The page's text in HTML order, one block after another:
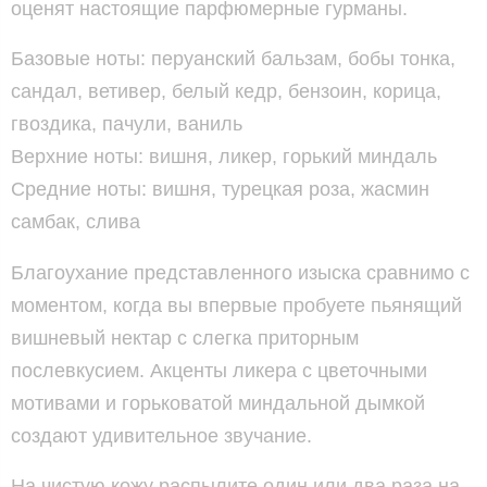
оценят настоящие парфюмерные гурманы.
Базовые ноты: перуанский бальзам, бобы тонка,
сандал, ветивер, белый кедр, бензоин, корица,
гвоздика, пачули, ваниль
Верхние ноты: вишня, ликер, горький миндаль
Средние ноты: вишня, турецкая роза, жасмин
самбак, слива
Благоухание представленного изыска сравнимо с
моментом, когда вы впервые пробуете пьянящий
вишневый нектар с слегка приторным
послевкусием. Акценты ликера с цветочными
мотивами и горьковатой миндальной дымкой
создают удивительное звучание.